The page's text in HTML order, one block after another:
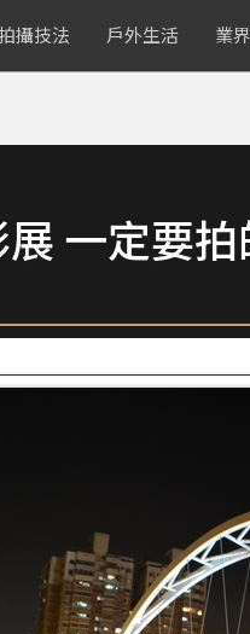
拍攝技法 戶外生活 業
一定要